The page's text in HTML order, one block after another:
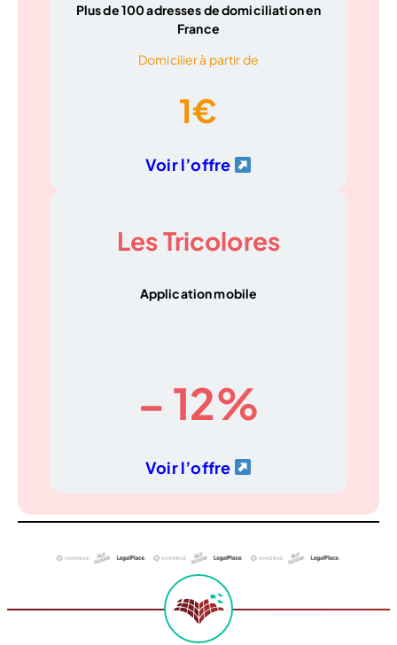
Plus de 100 adresses de domiciliation en
France
Domicilier à partir de
1€
Voir l’offre
Les Tricolores
Application mobile
– 12%
Voir l’offre